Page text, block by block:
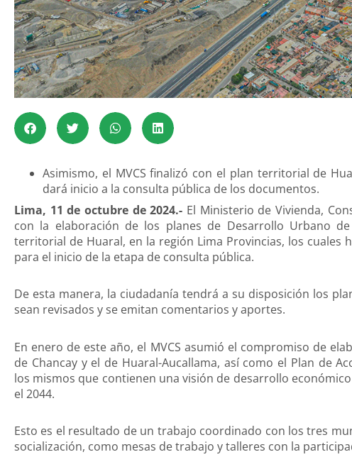
Asimismo, el MVCS finalizó con el plan territorial de
dará inicio a la consulta pública de los documentos.
Lima, 11 de octubre de 2024.- El Ministerio de Vivienda,
con la elaboración de los planes de Desarrollo Urbano
territorial de Huaral, en la región Lima Provincias, los cuales
para el inicio de la etapa de consulta pública.
De esta manera, la ciudadanía tendrá a su disposición los
sean revisados y se emitan comentarios y aportes.
En enero de este año, el MVCS asumió el compromiso de
de Chancay y el de Huaral-Aucallama, así como el Plan de
los mismos que contienen una visión de desarrollo
el 2044.
Esto es el resultado de un trabajo coordinado con los tres
socialización, como mesas de trabajo y talleres con la